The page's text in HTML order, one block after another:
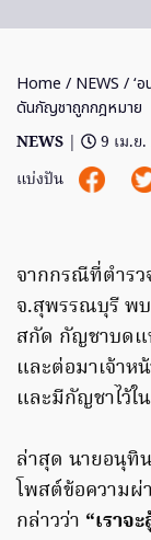
Home / NEWS / ‘
ดันกัญชาถูกกฎหมาย
NEWS |
9 เม.ย
แบ่งปัน
จากกรณีที่ตำร
จ.สุพรรณบุรี พ
สกัด กัญชาบดแ
และต่อมาเจ้า
และมีกัญชาไว้ใ
ล่าสุด นายอนุทิ
โพสต์ข้อความ
กล่าวว่า “เราจ